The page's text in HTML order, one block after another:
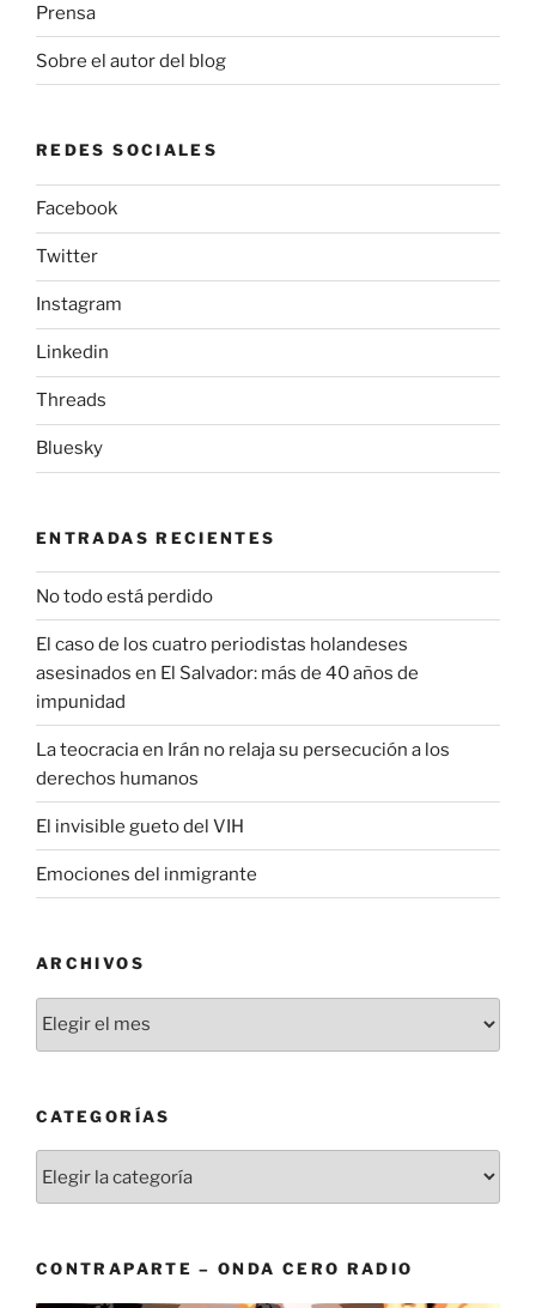
Prensa
Sobre el autor del blog
REDES SOCIALES
Facebook
Twitter
Instagram
Linkedin
Threads
Bluesky
ENTRADAS RECIENTES
No todo está perdido
El caso de los cuatro periodistas holandeses
asesinados en El Salvador: más de 40 años de
impunidad
La teocracia en Irán no relaja su persecución a los
derechos humanos
El invisible gueto del VIH
Emociones del inmigrante
ARCHIVOS
CATEGORÍAS
CONTRAPARTE – ONDA CERO RADIO